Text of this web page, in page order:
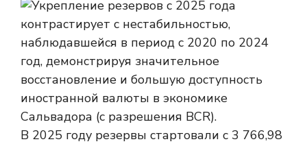
В 2025 году резервы стартовали с 3 766,98